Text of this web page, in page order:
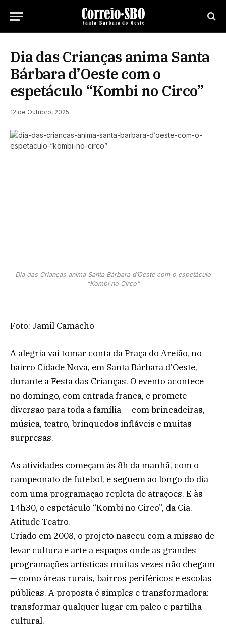
Dia das Crianças anima Santa
Bárbara d’Oeste com o
espetáculo “Kombi no Circo”
12 de Outubro, 2025
Dia das Crianças anima Santa Bárbara d’Oeste com o espetáculo
“Kombi no Circo”
Foto: Jamil Camacho
A alegria vai tomar conta da Praça do Areião, no
bairro Cidade Nova, em Santa Bárbara d’Oeste,
durante a Festa das Crianças. O evento acontece
no domingo, com entrada franca, e promete
diversão para toda a família — com brincadeiras,
música, teatro, brinquedos infláveis e muitas
surpresas.
As atividades começam às 8h da manhã, com o
campeonato de futebol, e seguem ao longo do dia
com uma programação repleta de atrações. E às
14h30, o espetáculo “Kombi no Circo”, da Cia.
Atitude Teatro.
Criado em 2008, o projeto nasceu com a missão de
levar cultura e arte a espaços onde as grandes
programações artísticas muitas vezes não chegam
— como áreas rurais, bairros periféricos e escolas
públicas. A proposta é simples e transformadora:
transformar qualquer lugar em palco e partilha
cultural.